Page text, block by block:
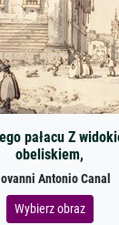
pałacu Z
obeliskiem,
Antonio Canal
Wybierz obraz